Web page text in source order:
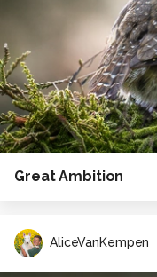
Great Ambition
AliceVanKempen